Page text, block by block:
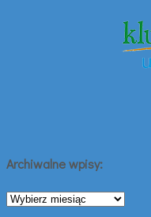
Archiwalne wpisy:
Archiwalne